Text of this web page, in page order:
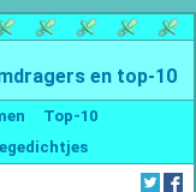
en top-10
Top-10